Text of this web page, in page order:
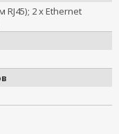
RJ45); 2 x Ethernet